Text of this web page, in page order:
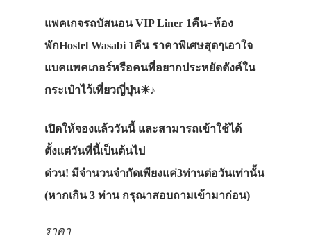
แพคเกจรถบัสนอน VIP Liner 1คืน+ห้อง
พักHostel Wasabi 1คืน ราคาพิเศษสุดๆเอาใจ
แบคแพคเกอร์หรือคนที่อยากประหยัดตังค์ใน
กระเป๋าไว้เที่ยวญี่ปุ่น☀♪
เปิดให้จองแล้ววันนี้ และสามารถเข้าใช้ได้
ตั้งแต่วันที่นี้เป็นต้นไป
ด่วน! มีจำนวนจำกัดเพียงแค่3ท่านต่อวันเท่านั้น
(หากเกิน 3 ท่าน กรุณาสอบถามเข้ามาก่อน)
ราคา